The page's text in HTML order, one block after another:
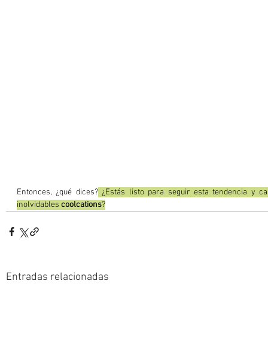
Entonces, ¿qué dices? ¿Estás listo para seguir esta tendencia y
inolvidables coolcations?
Entradas relacionadas